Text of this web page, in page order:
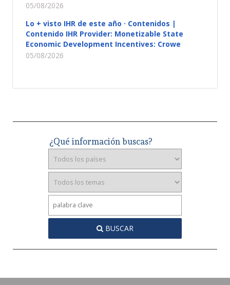
05/08/2026
Lo + visto IHR de este año · Contenidos |
Contenido IHR Provider: Monetizable State
Economic Development Incentives: Crowe
05/08/2026
¿Qué información buscas?
BUSCAR